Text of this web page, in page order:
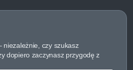
niezależnie, czy szukasz
dopiero zaczynasz przygodę z